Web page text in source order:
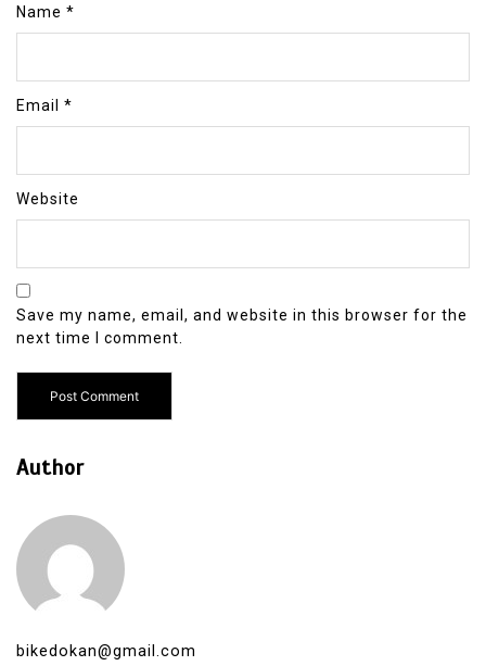
Name *
Email *
Website
Save my name, email, and website in this browser for the
next time I comment.
Author
bikedokan@gmail.com